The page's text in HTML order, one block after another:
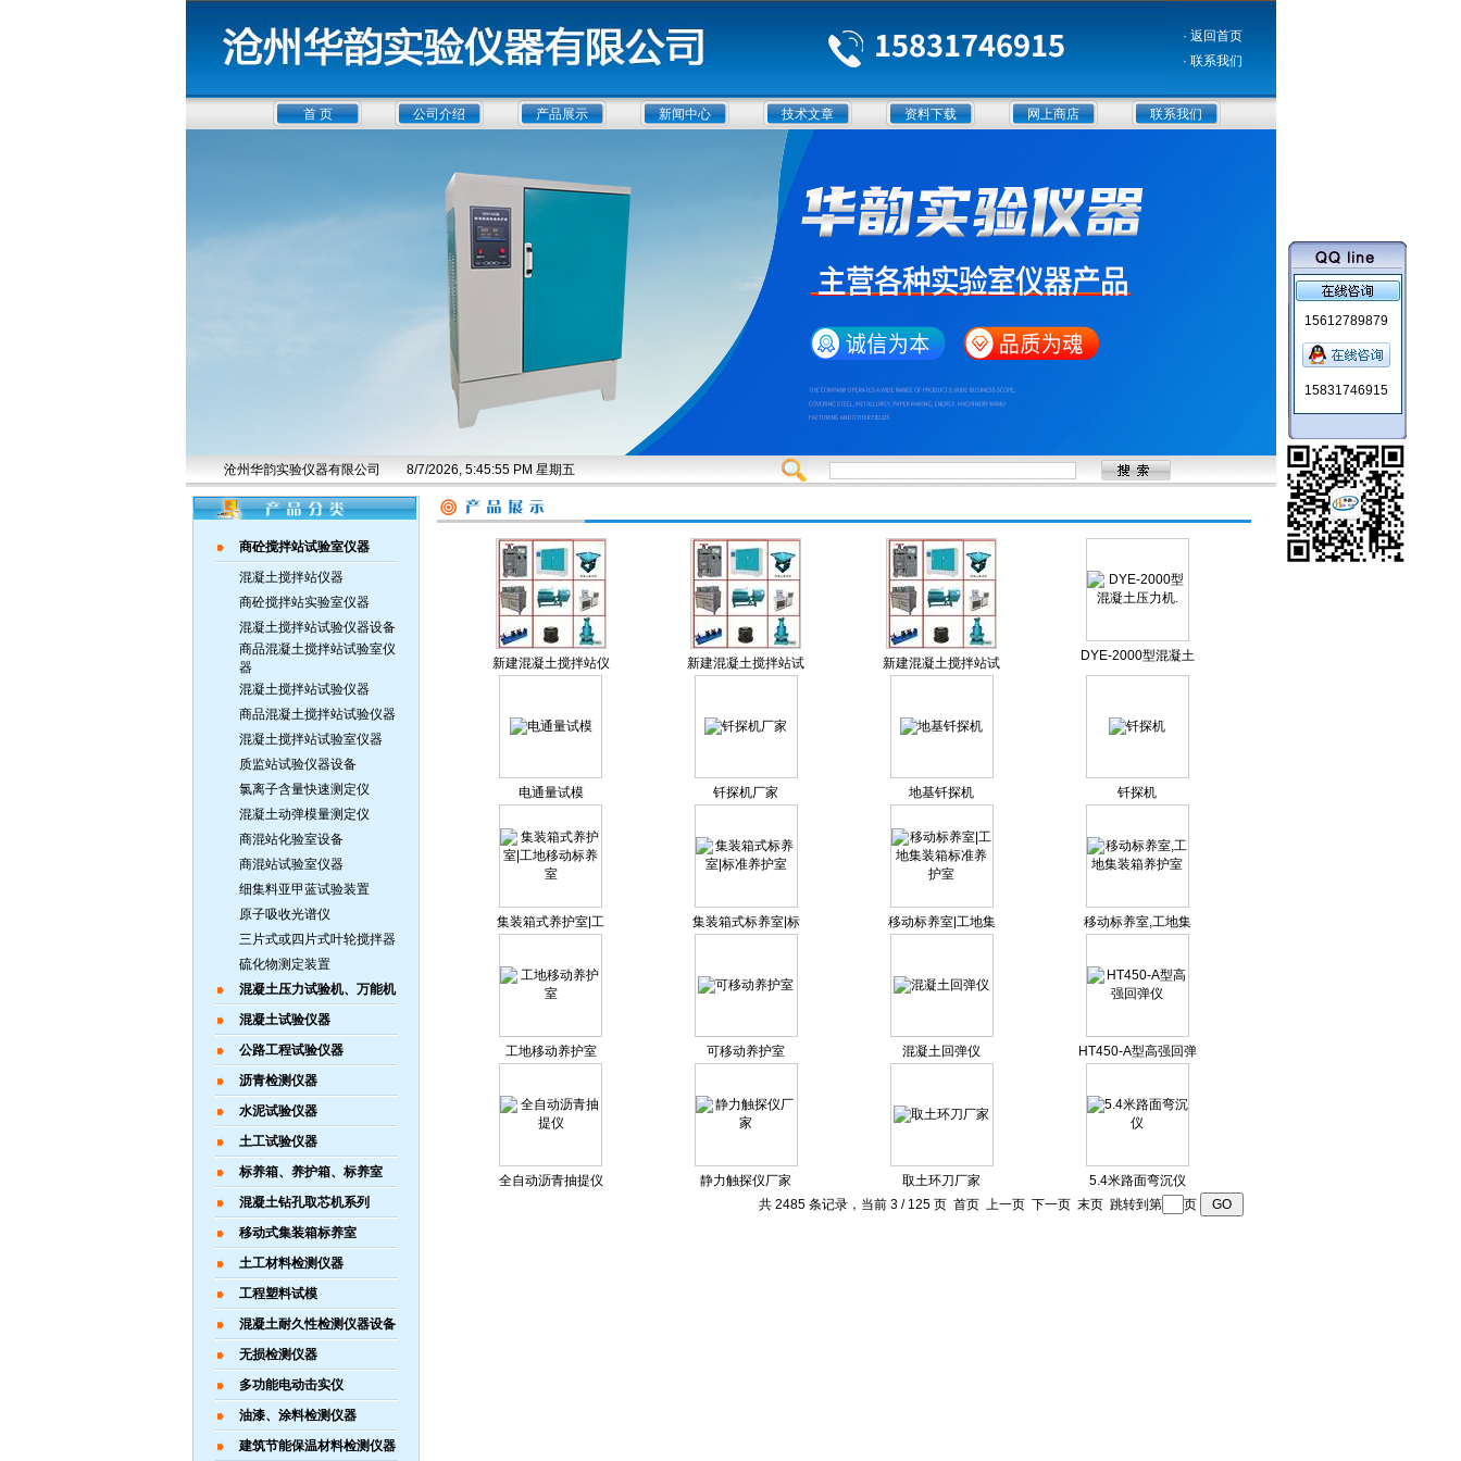
· 返回首页
· 联系我们
首 页 公司介绍 产品展示 新闻中心 技术文章 资料下载 网上商店 联系我们
沧州华韵实验仪器有限公司 8/7/2026, 5:45:56 PM 星期五
商砼搅拌站试验室仪器
混凝土搅拌站仪器
商砼搅拌站实验室仪器
混凝土搅拌站试验仪器设备
商品混凝土搅拌站试验室仪
器
混凝土搅拌站试验仪器
商品混凝土搅拌站试验仪器
混凝土搅拌站试验室仪器
质监站试验仪器设备
氯离子含量快速测定仪
混凝土动弹模量测定仪
商混站化验室设备
商混站试验室仪器
细集料亚甲蓝试验装置
原子吸收光谱仪
三片式或四片式叶轮搅拌器
硫化物测定装置
混凝土压力试验机、万能机
混凝土试验仪器
公路工程试验仪器
沥青检测仪器
水泥试验仪器
土工试验仪器
标养箱、养护箱、标养室
混凝土钻孔取芯机系列
移动式集装箱标养室
土工材料检测仪器
工程塑料试模
混凝土耐久性检测仪器设备
无损检测仪器
多功能电动击实仪
油漆、涂料检测仪器
建筑节能保温材料检测仪器
新建混凝土搅拌站仪
新建混凝土搅拌站试
新建混凝土搅拌站试
DYE-2000型混凝土
压力机.
电通量试模 钎探机厂家 地基钎探机 钎探机
集装箱式养护室|工
集装箱式标养室|标
移动标养室|工地集
移动标养室,工地集
工地移动养护室 可移动养护室 混凝土回弹仪
HT450-A型高强回弹
全自动沥青抽提仪 静力触探仪厂家 取土环刀厂家
5.4米路面弯沉仪
共 2485 条记录，当前 3 / 125 页 首页 上一页 下一页 末页跳转到第 页
15612789879
15831746915